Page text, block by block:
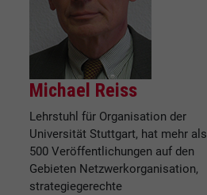
Michael Reiss
Lehrstuhl für Organisation der
Universität Stuttgart, hat mehr als
500 Veröffentlichungen auf den
Gebieten Netzwerkorganisation,
strategiegerechte